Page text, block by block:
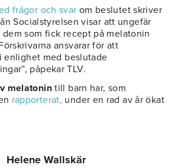
frågor och svar om beslutet skriver
Socialstyrelsen visar att ungefär
som fick recept på melatonin
ansvarar för att
enlighet med beslutade
påpekar TLV.
melatonintill barn har, som
rapporterat, under en rad av år ökat
Helene Wallskär